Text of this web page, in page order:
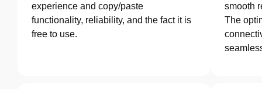
experience and copy/paste
functionality, reliability, and the fact it is
free to use.
smooth
The